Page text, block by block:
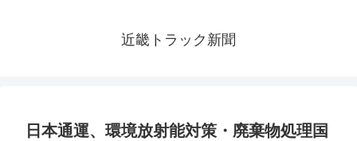
近畿トラック新聞
日本通運、環境放射能対策・廃棄物処理国